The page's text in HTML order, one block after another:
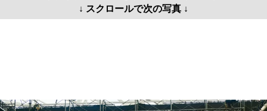
↓ スクロールで次の写真 ↓